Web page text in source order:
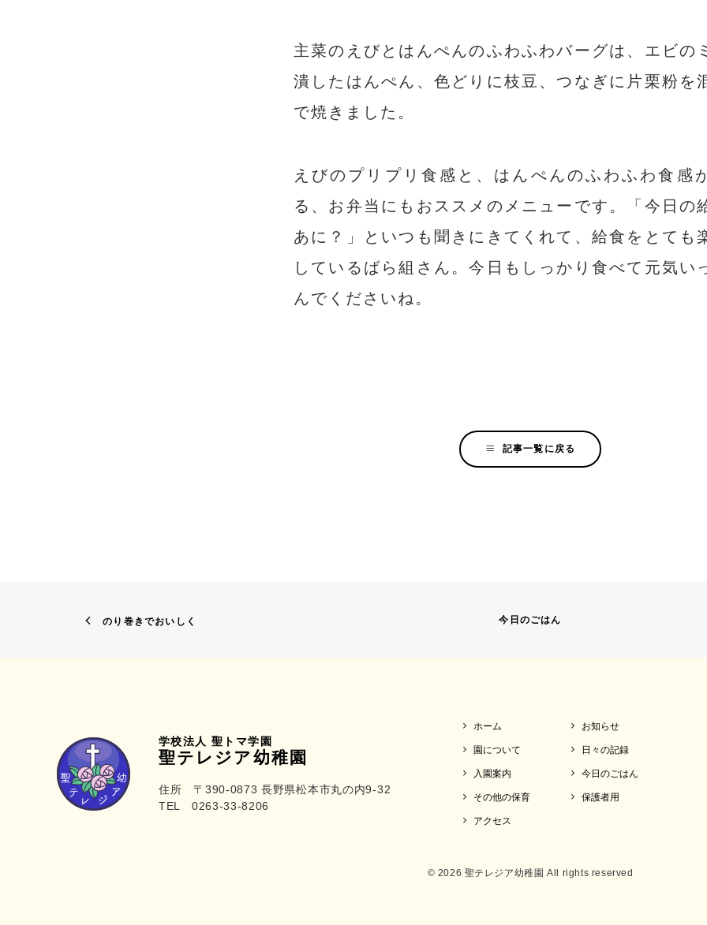
主菜のえびとはんぺんのふわふわバーグは、エビの
潰したはんぺん、色どりに枝豆、つなぎに片栗粉を
で焼きました。
えびのプリプリ食感と、はんぺんのふわふわ食感
る、お弁当にもおススメのメニューです。「今日の
あに？」といつも聞きにきてくれて、給食をとても
しているばら組さん。今日もしっかり食べて元気い
んでくださいね。
記事一覧に戻る
のり巻きでおいしく 今日のごはん
学校法人 聖トマ学園
聖テレジア幼稚園
住所 〒390-0873 長野県松本市丸の内9-32
TEL 0263-33-8206
ホーム
園について
入園案内
その他の保育
アクセス
お知らせ
日々の記録
今日のごはん
保護者用
© 2026 聖テレジア幼稚園 All rights reserved